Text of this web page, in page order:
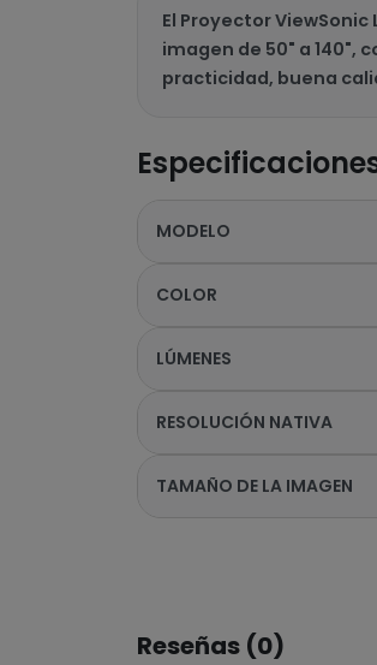
El Proyector
imagen de 50" a 140",
practicidad, buena
MODELO
COLOR
LÚMENES
RESOLUCIÓN NATIVA
TAMAÑO DE LA IMAGEN
Reseñas (0)